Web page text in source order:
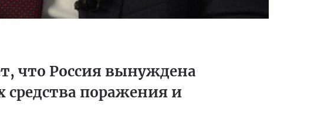
что Россия вынуждена
средства поражения и